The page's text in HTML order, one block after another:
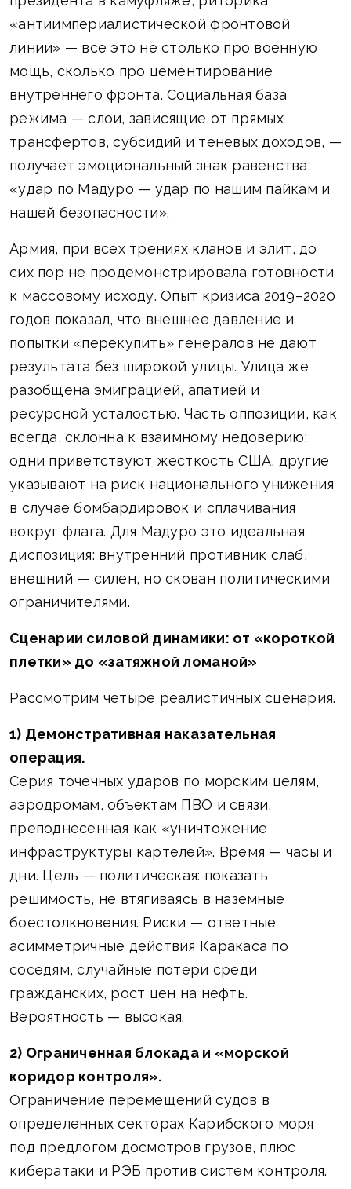
«антиимпериалистической фронтовой
линии» — все это не столько про военную
мощь, сколько про цементирование
внутреннего фронта. Социальная база
режима — слои, зависящие от прямых
трансфертов, субсидий и теневых доходов, —
получает эмоциональный знак равенства:
«удар по Мадуро — удар по нашим пайкам и
нашей безопасности».
Армия, при всех трениях кланов и элит, до
сих пор не продемонстрировала готовности
к массовому исходу. Опыт кризиса 2019–2020
годов показал, что внешнее давление и
попытки «перекупить» генералов не дают
результата без широкой улицы. Улица же
разобщена эмиграцией, апатией и
ресурсной усталостью. Часть оппозиции, как
всегда, склонна к взаимному недоверию:
одни приветствуют жесткость США, другие
указывают на риск национального унижения
в случае бомбардировок и сплачивания
вокруг флага. Для Мадуро это идеальная
диспозиция: внутренний противник слаб,
внешний — силен, но скован политическими
ограничителями.
Сценарии силовой динамики: от «короткой
плетки» до «затяжной ломаной»
Рассмотрим четыре реалистичных сценария.
1) Демонстративная наказательная
операция.
Серия точечных ударов по морским целям,
аэродромам, объектам ПВО и связи,
преподнесенная как «уничтожение
инфраструктуры картелей». Время — часы и
дни. Цель — политическая: показать
решимость, не втягиваясь в наземные
боестолкновения. Риски — ответные
асимметричные действия Каракаса по
соседям, случайные потери среди
гражданских, рост цен на нефть.
Вероятность — высокая.
2) Ограниченная блокада и «морской
коридор контроля».
Ограничение перемещений судов в
определенных секторах Карибского моря
под предлогом досмотров грузов, плюс
кибератаки и РЭБ против систем контроля.